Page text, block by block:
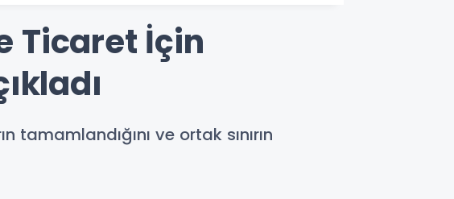
Ticaret İçin
tamamlandığını ve ortak sınırın